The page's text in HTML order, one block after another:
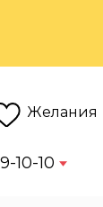
Желания
10-10